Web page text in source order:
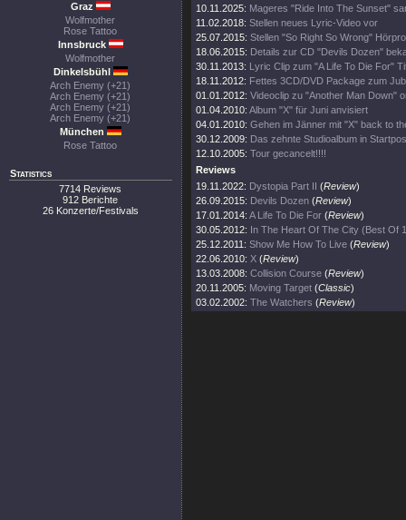
Graz
Wolfmother
Rose Tattoo
Innsbruck
Wolfmother
Dinkelsbühl
Arch Enemy (+21)
Arch Enemy (+21)
Arch Enemy (+21)
Arch Enemy (+21)
München
Rose Tattoo
Statistics
7714 Reviews
912 Berichte
26 Konzerte/Festivals
10.11.2025: Mageres "Ride Into The Sunset"
11.02.2018: Stellen neues Lyric-Video vor
25.07.2015: Stellen "So Right So Wrong"
18.06.2015: Details zur CD "Devils Dozen"
30.11.2013: Lyric Clip zum "A Life To Die For"
18.11.2012: Fettes 3CD/DVD Package zum
01.01.2012: Videoclip zu "Another Man Down"
01.04.2010: Album "X" für Juni anvisiert
04.01.2010: Gehen im Jänner mit "X" back to
30.12.2009: Das zehnte Studioalbum in
12.10.2005: Tour gecancelt!!!!
Reviews
19.11.2022: Dystopia Part II (Review)
26.09.2015: Devils Dozen (Review)
17.01.2014: A Life To Die For (Review)
30.05.2012: In The Heart Of The City (Best Of
25.12.2011: Show Me How To Live (Review)
22.06.2010: X (Review)
13.03.2008: Collision Course (Review)
20.11.2005: Moving Target (Classic)
03.02.2002: The Watchers (Review)